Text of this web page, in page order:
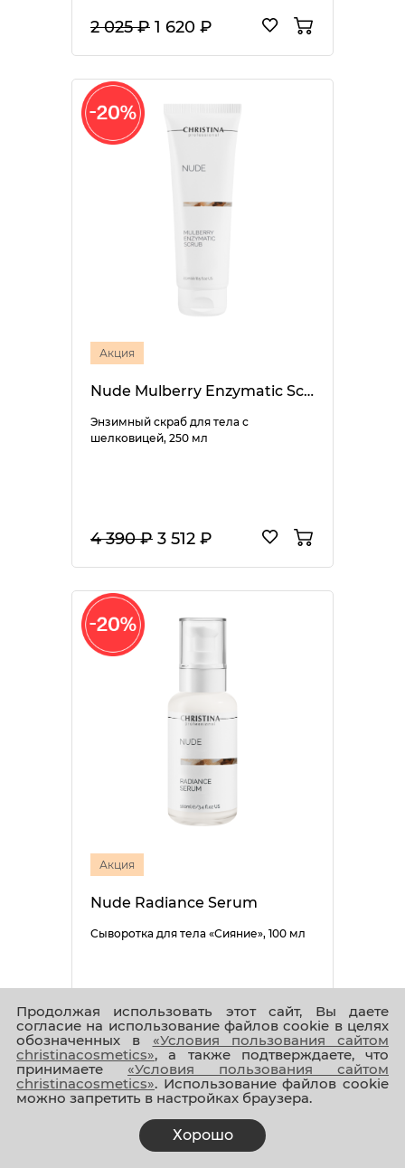
Продолжая использовать этот сайт, Вы даете
согласие на использование файлов cookie в целях
обозначенных в «Условия пользования сайтом
christinacosmetics», а также подтверждаете, что
принимаете «Условия пользования сайтом
christinacosmetics». Использование файлов cookie
можно запретить в настройках браузера.
Хорошо
2 025 ₽ 1 620 ₽
Акция
Nude Mulberry Enzymatic Scrub
Энзимный скраб для тела с
шелковицей, 250 мл
4 390 ₽ 3 512 ₽
Акция
Nude Radiance Serum
Сыворотка для тела «Сияние», 100 мл
5 005 ₽4 004 ₽